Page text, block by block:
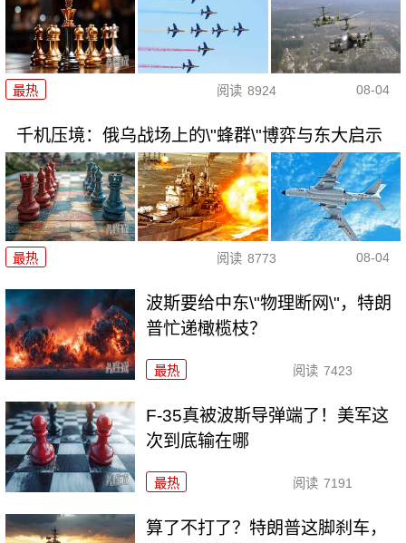
最热 阅读 8924 08-04
千机压境：俄乌战场上的\"蜂群\"博弈与东大启示
最热 阅读 8773 08-04
波斯要给中东\"物理断网\"，特朗
普忙递橄榄枝？
最热 阅读 7423
F-35真被波斯导弹端了！美军这
次到底输在哪
最热 阅读 7191
算了不打了？特朗普这脚刹车，